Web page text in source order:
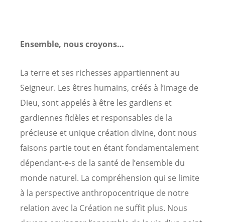
Ensemble, nous croyons…
La terre et ses richesses appartiennent au
Seigneur. Les êtres humains, créés à l’image de
Dieu, sont appelés à être les gardiens et
gardiennes fidèles et responsables de la
précieuse et unique création divine, dont nous
faisons partie tout en étant fondamentalement
dépendant-e-s de la santé de l’ensemble du
monde naturel. La compréhension qui se limite
à la perspective anthropocentrique de notre
relation avec la Création ne suffit plus. Nous